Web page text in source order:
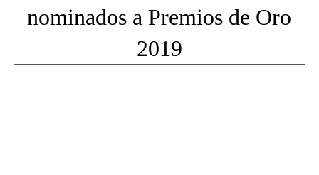
nominados a Premios de Oro
2019